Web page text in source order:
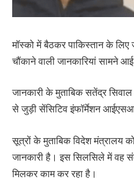
मॉस्को में बैठकर पाकिस्तान के
चौंकाने वाली जानकारियां सामने
जानकारी के मुताबिक सतेंद्र
से जुड़ी सेंसिटिव इंफॉर्मेशन
सूत्रों के मुताबिक विदेश मंत्रालय
जानकारी है। इस सिलसिले में वह
मिलकर काम कर रहा है।